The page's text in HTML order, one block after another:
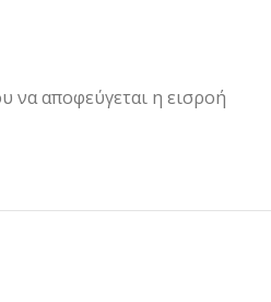
να αποφεύγεται η εισροή